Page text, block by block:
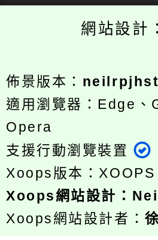
網站設計
佈景版本：
適用瀏覽器：Edge
Opera
支援行動瀏覽裝置
Xoops版本：
Xoops網站設計 ：
Xoops網站設計者：